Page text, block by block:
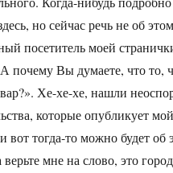
но сейчас речь не об
посетитель моей
почему Вы думаете, что
Хе-хе-хе, нашли
которые опубликует
вот тогда-то можно будет об
мне на слово, это